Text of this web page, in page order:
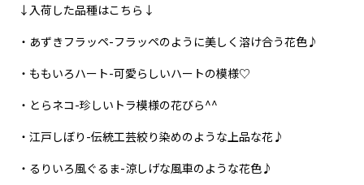
↓入荷した品種はこちら↓
・あずきフラッペ-フラッペのように美しく溶け合う花色♪
・ももいろハート-可愛らしいハートの模様♡
・とらネコ-珍しいトラ模様の花びら^^
・江戸しぼり-伝統工芸絞り染めのような上品な花♪
・るりいろ風ぐるま-涼しげな風車のような花色♪